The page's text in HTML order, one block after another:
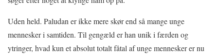
Uden held. Paludan er ikke mere skør end så mange unge
mennesker i samtiden. Til gengæld er han unik i færden og
ytringer, hvad kun et absolut totalt fåtal af unge mennesker er nu